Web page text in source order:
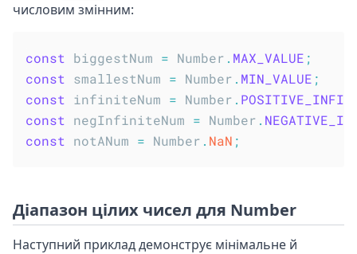
числовим змінним:
const biggestNum = Number . MAX_VALUE ;
const smallestNum = Number . MIN_VALUE ;
const infiniteNum = Number .
const negInfiniteNum = Number .
const notANum = Number . NaN ;
Діапазон цілих чисел для Number
Наступний приклад демонструє мінімальне й